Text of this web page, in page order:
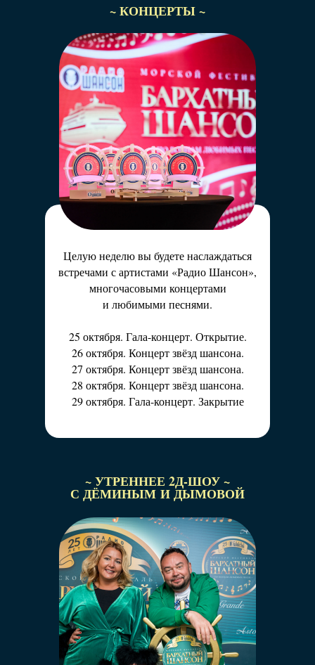
~ КОНЦЕРТЫ ~
Целую неделю вы будете наслаждаться
встречами с артистами «Радио Шансон»,
многочасовыми концертами
и любимыми песнями.
25 октября. Гала-концерт. Открытие.
26 октября. Концерт звёзд шансона.
27 октября. Концерт звёзд шансона.
28 октября. Концерт звёзд шансона.
29 октября. Гала-концерт. Закрытие
~ УТРЕННЕЕ 2Д-ШОУ ~
С ДЁМИНЫМ И ДЫМОВОЙ
Легендарное утреннее 2Д-шоу
переместится из студии на солнечное
побережье.
Артём Дёмин и Марина Дымова подарят
хорошее настроение на весь день!
Вы сможете пообщаться
с ведущими «Радио Шансон»,
а в «Звёздном завтраке» лично
задать вопросы любимым артистам.
Самое энергичное событие Фестиваля!
Спортивную форму отдыхающих поддержит
ведущий «Радио Шансон» Денис Денисов.
Ежедневно Вас ждут увлекательные турниры